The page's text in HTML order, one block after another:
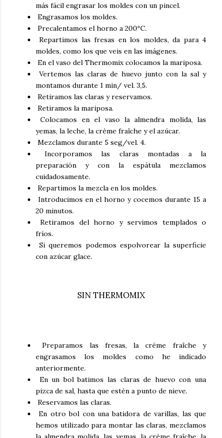
más fácil engrasar los moldes con un pincel.
Engrasamos los moldes.
Precalentamos el horno a 200ºC.
Repartimos las fresas en los moldes, da para 4
moldes, como los que veis en las imágenes.
En el vaso del Thermomix colocamos la mariposa.
Vertemos las claras de huevo junto con la sal y
montamos durante 1 min/ vel. 3,5.
Retiramos las claras y reservamos.
Retiramos la mariposa.
Colocamos en el vaso la almendra molida, las
yemas, la leche, la crème fraîche y el azúcar.
Mezclamos durante 5 seg/vel. 4.
Incorporamos las claras montadas a la
preparación y con la espátula mezclamos
cuidadosamente.
Repartimos la mezcla en los moldes.
Introducimos en el horno y cocemos durante 15 a
20 minutos.
Retiramos del horno y servimos templados o
fríos.
Si queremos podemos espolvorear la superficie
con azúcar glace.
SIN THERMOMIX
Preparamos las fresas, la crème fraîche y
engrasamos los moldes como he indicado
anteriormente.
En un bol batimos las claras de huevo con una
pizca de sal, hasta que estén a punto de nieve.
Reservamos las claras.
En otro bol con una batidora de varillas, las que
hemos utilizado para montar las claras, mezclamos